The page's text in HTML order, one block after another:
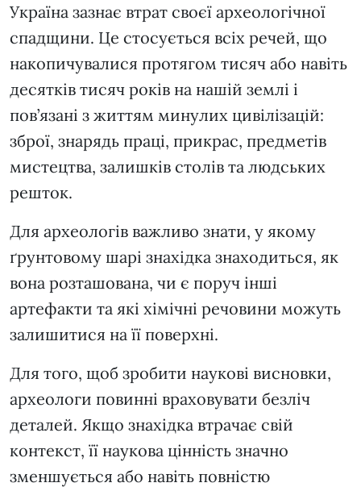
Україна зазнає втрат своєї археологічної
спадщини. Це стосується всіх речей, що
накопичувалися протягом тисяч або навіть
десятків тисяч років на нашій землі і
пов’язані з життям минулих цивілізацій:
зброї, знарядь праці, прикрас, предметів
мистецтва, залишків столів та людських
решток.
Для археологів важливо знати, у якому
ґрунтовому шарі знахідка знаходиться, як
вона розташована, чи є поруч інші
артефакти та які хімічні речовини можуть
залишитися на її поверхні.
Для того, щоб зробити наукові висновки,
археологи повинні враховувати безліч
деталей. Якщо знахідка втрачає свій
контекст, її наукова цінність значно
зменшується або навіть повністю